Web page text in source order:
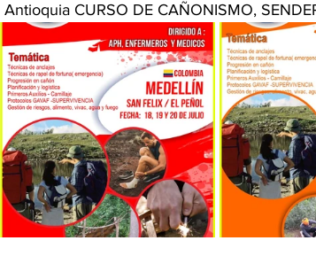
Antioquia CURSO DE CAÑONISMO,